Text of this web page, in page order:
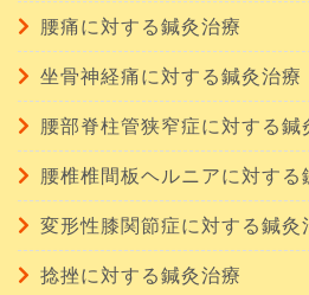
腰痛に対する鍼灸治療
坐骨神経痛に対する鍼灸治療
腰部脊柱管狭窄症に対する鍼
腰椎椎間板ヘルニアに対する
変形性膝関節症に対する鍼灸
捻挫に対する鍼灸治療